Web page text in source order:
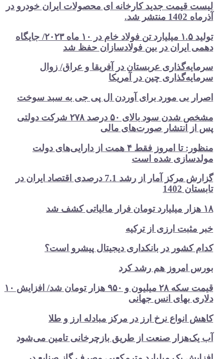
لیست قیمت جدید کارخانه ای محصولات ایران خودرو در
آذرماه 1402 منتشر شد.
تولید ۱.۵ میلیارد تن فولاد خام در ۱۰ ماه ۲۰۲۳/ جایگاه
دهمی ایران در بین فولادسازان حفظ شد
سرمایه‌گذاری عربستان در آفریقا و عراق/ زوال
سرمایه‌گذاری چین در آمریکا
اصرار بی مورد برای آوردن ال پی جی به سبد سوخت
مشخص شدن سود بالای ۵۰ درصد ۲۷۸ شرکت دولتی
پس از انتشار صورت‌های مالی
منظور: تا امروز فقط ۴ همت از دارایی‌های دولت
مولدسازی شده است
گزارش مرکز آمار از رشد 7.1 درصدی اقتصاد ایران در
تابستان 1402
۱۸ هزار میلیارد تومان فرار مالیاتی کشف شد
خبر مثبت ارزی از ترکیه
کدام کشور در بانکداری دیجیتال پیشرو است؟
بورس امروز هم رشد کرد
قیمت سکه ۲۸ میلیون و ۹۵۰ هزار تومان شد/ افزایش ۱۰
دلاری بهای انس جهانی
کاهش انواع نرخ ارز در مرکز مبادله ارز و طلا
آب یک‌هزار صنعت از طریق بازچرخانی تامین می‌شود